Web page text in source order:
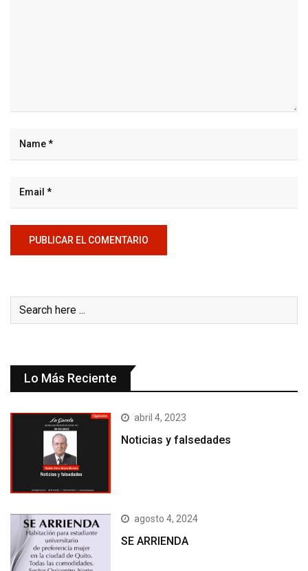
Lo Más Reciente
abril 4, 2023
Noticias y falsedades
agosto 4, 2024
SE ARRIENDA